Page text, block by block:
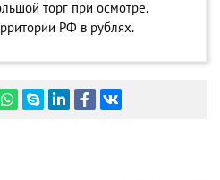
торг при осмотре.
РФ в рублях.